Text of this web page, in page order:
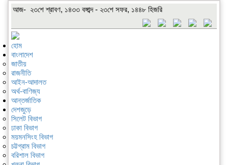
আজ- ২৩শে শ্রাবণ, ১৪৩৩ বঙ্গাব্দ - ২৩শে সফর, ১৪৪৮ হিজরি
হোম
বাংলাদেশ
জাতীয়
রাজনীতি
আইন-আদালত
অর্থ-বাণিজ্য
আন্তর্জাতিক
দেশজুড়ে
সিলেট বিভাগ
ঢাকা বিভাগ
ময়মনসিংহ বিভাগ
চট্টগ্রাম বিভাগ
বরিশাল বিভাগ